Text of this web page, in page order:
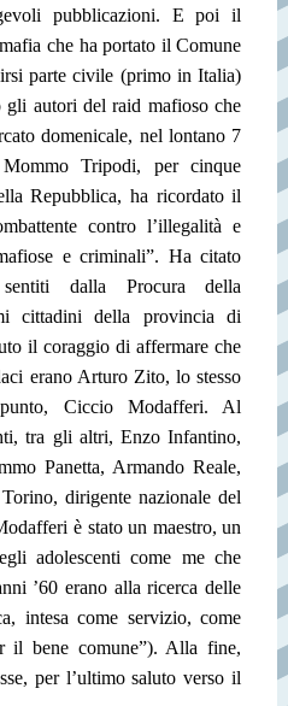
pubblicazioni. E poi il
che ha portato il Comune
parte civile (primo in Italia)
gli autori del raid mafioso che
domenicale, nel lontano 7
Tripodi, per cinque
Repubblica, ha ricordato il
contro l’illegalità e
e criminali”. Ha citato
dalla Procura della
cittadini della provincia di
il coraggio di affermare che
erano Arturo Zito, lo stesso
Ciccio Modafferi. Al
tra gli altri, Enzo Infantino,
Panetta, Armando Reale,
dirigente nazionale del
è stato un maestro, un
adolescenti come me che
’60 erano alla ricerca delle
intesa come servizio, come
il bene comune”). Alla fine,
per l’ultimo saluto verso il